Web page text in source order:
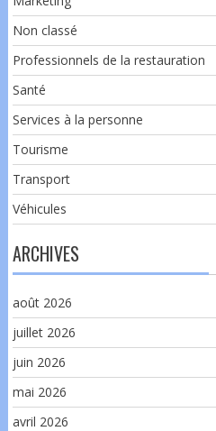
Non classé
Professionnels de la restauration
Santé
Services à la personne
Tourisme
Transport
Véhicules
ARCHIVES
août 2026
juillet 2026
juin 2026
mai 2026
avril 2026